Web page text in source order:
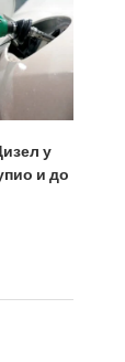
у
и до